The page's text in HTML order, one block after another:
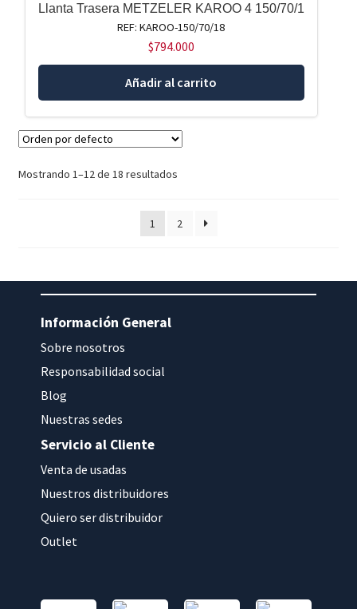
Llanta Trasera METZELER KAROO 4 150/70/1
REF: KAROO-150/70/18
$794.000
Añadir al carrito
Mostrando 1–12 de 18 resultados
1 2
Información General
Sobre nosotros
Responsabilidad social
Blog
Nuestras sedes
Servicio al Cliente
Venta de usadas
Nuestros distribuidores
Quiero ser distribuidor
Outlet